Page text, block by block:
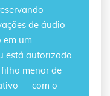
de áudio
em um
está autorizado
menor de
— com o